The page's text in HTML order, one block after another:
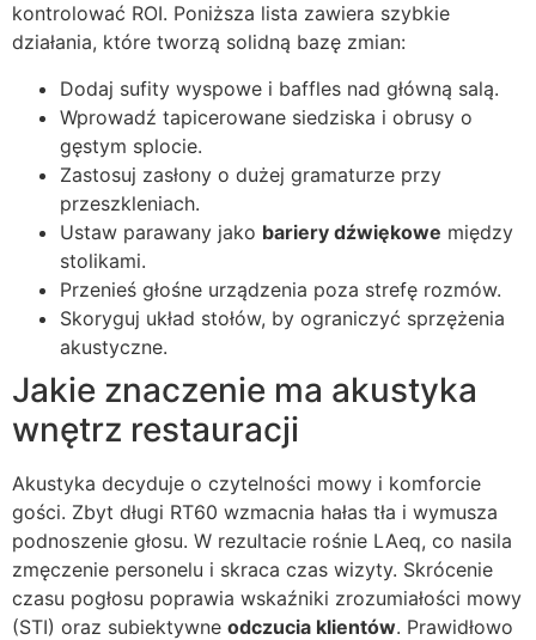
kontrolować ROI. Poniższa lista zawiera szybkie
działania, które tworzą solidną bazę zmian:
Dodaj sufity wyspowe i baffles nad główną salą.
Wprowadź tapicerowane siedziska i obrusy o
gęstym splocie.
Zastosuj zasłony o dużej gramaturze przy
przeszkleniach.
Ustaw parawany jako bariery dźwiękowe między
stolikami.
Przenieś głośne urządzenia poza strefę rozmów.
Skoryguj układ stołów, by ograniczyć sprzężenia
akustyczne.
Jakie znaczenie ma akustyka
wnętrz restauracji
Akustyka decyduje o czytelności mowy i komforcie
gości. Zbyt długi RT60 wzmacnia hałas tła i wymusza
podnoszenie głosu. W rezultacie rośnie LAeq, co nasila
zmęczenie personelu i skraca czas wizyty. Skrócenie
czasu pogłosu poprawia wskaźniki zrozumiałości mowy
(STI) oraz subiektywne odczucia klientów. Prawidłowo